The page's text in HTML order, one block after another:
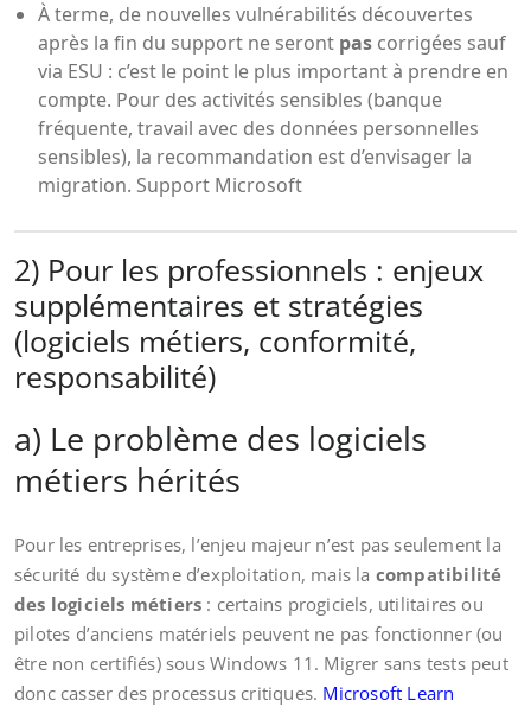
À terme, de nouvelles vulnérabilités découvertes
après la fin du support ne seront pas corrigées sauf
via ESU : c’est le point le plus important à prendre en
compte. Pour des activités sensibles (banque
fréquente, travail avec des données personnelles
sensibles), la recommandation est d’envisager la
migration. Support Microsoft
2) Pour les professionnels : enjeux
supplémentaires et stratégies
(logiciels métiers, conformité,
responsabilité)
a) Le problème des logiciels
métiers hérités
Pour les entreprises, l’enjeu majeur n’est pas seulement la
sécurité du système d’exploitation, mais la compatibilité
des logiciels métiers : certains progiciels, utilitaires ou
pilotes d’anciens matériels peuvent ne pas fonctionner (ou
être non certifiés) sous Windows 11. Migrer sans tests peut
donc casser des processus critiques. Microsoft Learn